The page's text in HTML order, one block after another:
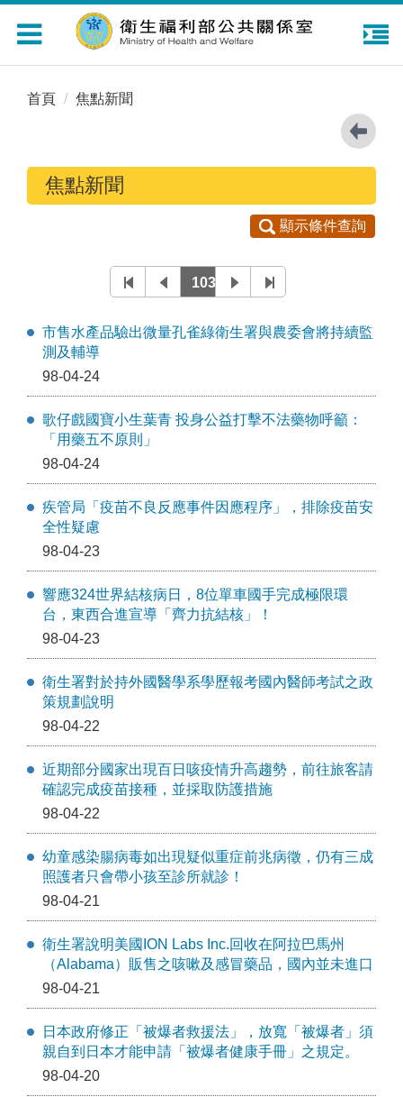
Toggle
navigation
首頁 焦點新聞
焦點新聞
顯示條件查詢
1034
市售水產品驗出微量孔雀綠衛生署與農委會將持續監
測及輔導
98-04-24
歌仔戲國寶小生葉青 投身公益打擊不法藥物呼籲：
「用藥五不原則」
98-04-24
疾管局「疫苗不良反應事件因應程序」，排除疫苗安
全性疑慮
98-04-23
響應324世界結核病日，8位單車國手完成極限環
台，東西合進宣導「齊力抗結核」！
98-04-23
衛生署對於持外國醫學系學歷報考國內醫師考試之政
策規劃說明
98-04-22
近期部分國家出現百日咳疫情升高趨勢，前往旅客請
確認完成疫苗接種，並採取防護措施
98-04-22
幼童感染腸病毒如出現疑似重症前兆病徵，仍有三成
照護者只會帶小孩至診所就診！
98-04-21
衛生署說明美國ION Labs Inc.回收在阿拉巴馬州
（Alabama）販售之咳嗽及感冒藥品，國內並未進口
98-04-21
日本政府修正「被爆者救援法」，放寬「被爆者」須
親自到日本才能申請「被爆者健康手冊」之規定。
98-04-20